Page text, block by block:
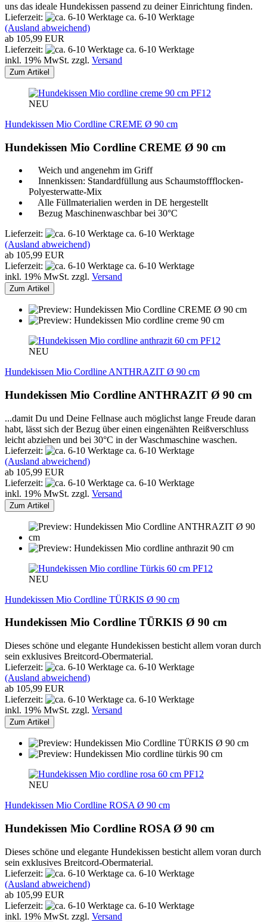
uns das ideale Hundekissen passend zu deiner Einrichtung finden.
Lieferzeit:
ca. 6-10 Werktage
(Ausland abweichend)
ab 105,99 EUR
Lieferzeit:
ca. 6-10 Werktage
inkl. 19% MwSt. zzgl. Versand
Zum Artikel
PF12
NEU
Hundekissen Mio Cordline CREME Ø 90 cm
Hundekissen Mio Cordline CREME Ø 90 cm
Weich und angenehm im Griff
Innenkissen: Standardfüllung aus Schaumstoffflocken-
Polyesterwatte-Mix
Alle Füllmaterialien werden in DE hergestellt
Bezug Maschinenwaschbar bei 30°C
Lieferzeit:
ca. 6-10 Werktage
(Ausland abweichend)
ab 105,99 EUR
Lieferzeit:
ca. 6-10 Werktage
inkl. 19% MwSt. zzgl. Versand
Zum Artikel
PF12
NEU
Hundekissen Mio Cordline ANTHRAZIT Ø 90 cm
Hundekissen Mio Cordline ANTHRAZIT Ø 90 cm
...damit Du und Deine Fellnase auch möglichst lange Freude daran
habt, lässt sich der Bezug über einen eingenähten Reißverschluss
leicht abziehen und bei 30°C in der Waschmaschine waschen.
Lieferzeit:
ca. 6-10 Werktage
(Ausland abweichend)
ab 105,99 EUR
Lieferzeit:
ca. 6-10 Werktage
inkl. 19% MwSt. zzgl. Versand
Zum Artikel
PF12
NEU
Hundekissen Mio Cordline TÜRKIS Ø 90 cm
Hundekissen Mio Cordline TÜRKIS Ø 90 cm
Dieses schöne und elegante Hundekissen besticht allem voran durch
sein exklusives Breitcord-Obermaterial.
Lieferzeit:
ca. 6-10 Werktage
(Ausland abweichend)
ab 105,99 EUR
Lieferzeit:
ca. 6-10 Werktage
inkl. 19% MwSt. zzgl. Versand
Zum Artikel
PF12
NEU
Hundekissen Mio Cordline ROSA Ø 90 cm
Hundekissen Mio Cordline ROSA Ø 90 cm
Dieses schöne und elegante Hundekissen besticht allem voran durch
sein exklusives Breitcord-Obermaterial.
Lieferzeit:
ca. 6-10 Werktage
(Ausland abweichend)
ab 105,99 EUR
Lieferzeit:
ca. 6-10 Werktage
inkl. 19% MwSt. zzgl. Versand